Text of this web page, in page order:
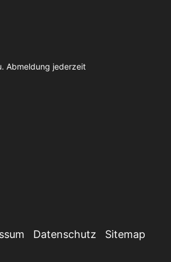
Abmeldung jederzeit
Datenschutz Sitemap